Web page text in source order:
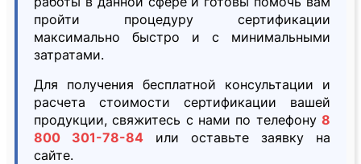
пройти процедуру сертификации
максимально быстро и с минимальными
затратами.
Для получения бесплатной консультации и
расчета стоимости сертификации вашей
продукции, свяжитесь с нами по телефону 8
800 301-78-84 или оставьте заявку на
сайте.